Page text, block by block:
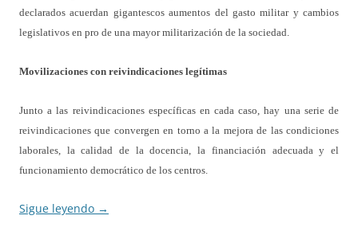
declarados acuerdan gigantescos aumentos del gasto militar y cambios
legislativos en pro de una mayor militarización de la sociedad.
Movilizaciones con reivindicaciones legítimas
Junto a las reivindicaciones específicas en cada caso, hay una serie de
reivindicaciones que convergen en torno a la mejora de las condiciones
laborales, la calidad de la docencia, la financiación adecuada y el
funcionamiento democrático de los centros.
Sigue leyendo →